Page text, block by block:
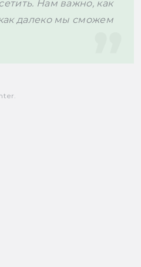
Нам важно, как
далеко мы сможем